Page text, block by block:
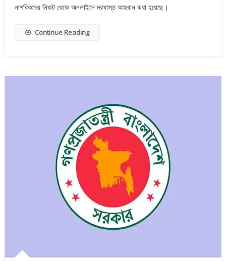
নাগরিকদের নিকট থেকে অনলাইনে দরখাস্ত আহবান করা হয়েছে।
Continue Reading